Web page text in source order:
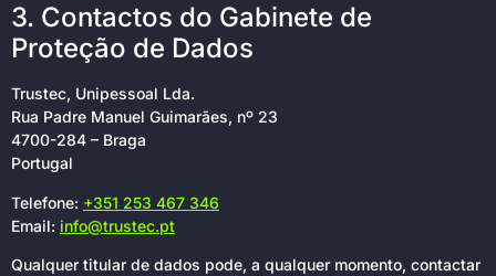
3. Contactos do Gabinete de
Proteção de Dados
Trustec, Unipessoal Lda.
Rua Padre Manuel Guimarães, nº 23
4700-284 – Braga
Portugal
Telefone: +351 253 467 346
Email: info@trustec.pt
Qualquer titular de dados pode, a qualquer momento, contactar